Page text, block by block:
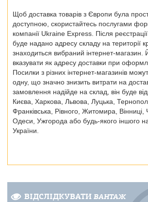
Щоб доставка товарів з Європи була
доступною, скористайтесь послугами
компанії Ukraine Express. Після
буде надано адресу складу на території
знаходиться вибраний інтернет-магазин.
вказувати як адресу доставки при
Посилки з різних інтернет-магазинів
одну, що значно знизить витрати на
замовлення надійде на склад, він буде
Києва, Харкова, Львова, Луцька,
Франківська, Рівного, Житомира, Вінниці,
Одеси, Ужгорода або будь-якого іншого
України.
ВІДСЛІДКУВАТИ ВАНТАЖ